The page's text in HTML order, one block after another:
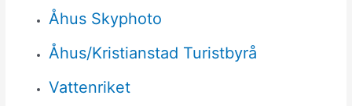
Åhus Skyphoto
Åhus/Kristianstad Turistbyrå
Vattenriket